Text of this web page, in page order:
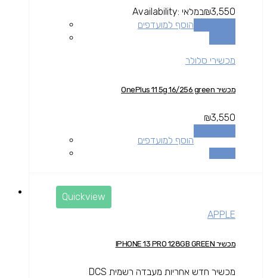
₪3,550
Availability: במלאי
הוסף למועדפים
מכשירי סלולר
מכשיר OnePlus 11 5g 16/256 green
₪3,550
הוסף למועדפים
Quickview
APPLE
מכשיר IPHONE 13 PRO 128GB GREEN
מכשיר חדש אחריות מעבדה רשמית DCS